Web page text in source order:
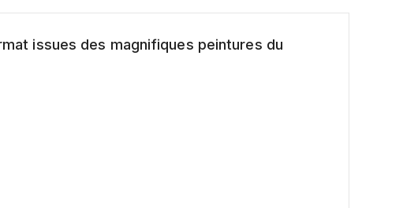
issues des magnifiques peintures du